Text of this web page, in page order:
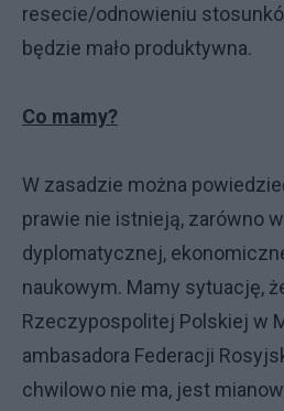
resecie/odnowieniu
będzie mało produktywna.
Co mamy?
W zasadzie można
prawie nie istnieją, zarówno
dyplomatycznej,
naukowym. Mamy sytuację,
Rzeczypospolitej Polskiej w
ambasadora Federacji
chwilowo nie ma, jest